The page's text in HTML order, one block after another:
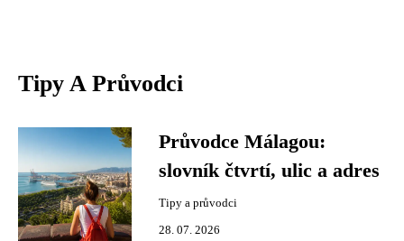
Tipy A Průvodci
Průvodce Málagou:
slovník čtvrtí, ulic a adres
Tipy a průvodci
28. 07. 2026